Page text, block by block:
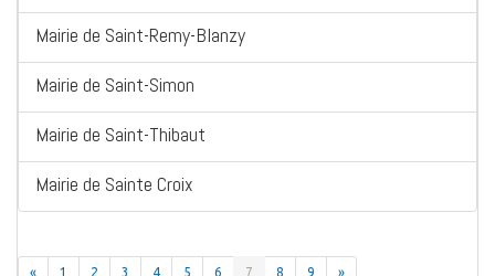
Mairie de Saint-Remy-Blanzy
Mairie de Saint-Simon
Mairie de Saint-Thibaut
Mairie de Sainte Croix
« 1 2 3 4 5 6 7 8 9 »